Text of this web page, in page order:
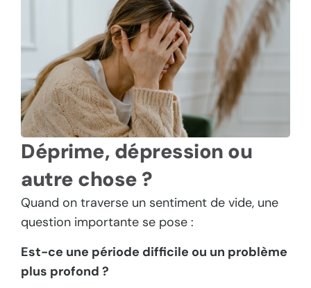
Déprime, dépression ou
autre chose ?
Quand on traverse un sentiment de vide, une
question importante se pose :
Est-ce une période difficile ou un problème
plus profond ?